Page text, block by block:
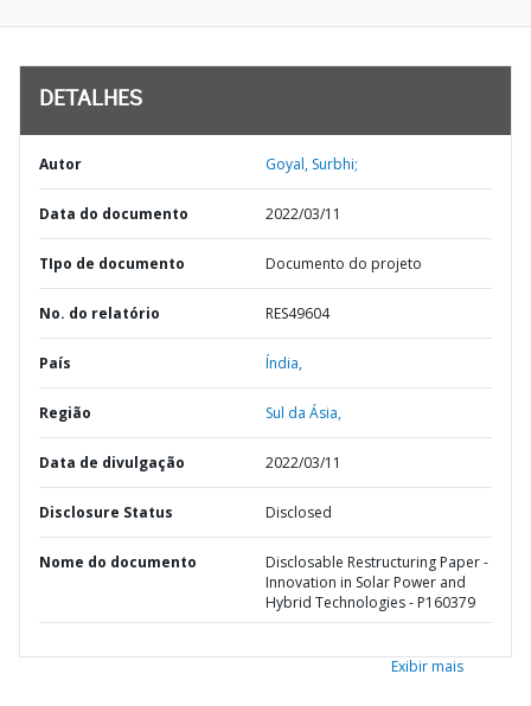
DETALHES
Autor Goyal, Surbhi;
Data do documento 2022/03/11
TIpo de documento Documento do projeto
No. do relatório RES49604
País Índia,
Região Sul da Ásia,
Data de divulgação 2022/03/11
Disclosure Status Disclosed
Nome do documento
Disclosable Restructuring Paper -
Innovation in Solar Power and
Hybrid Technologies - P160379
Exibir mais